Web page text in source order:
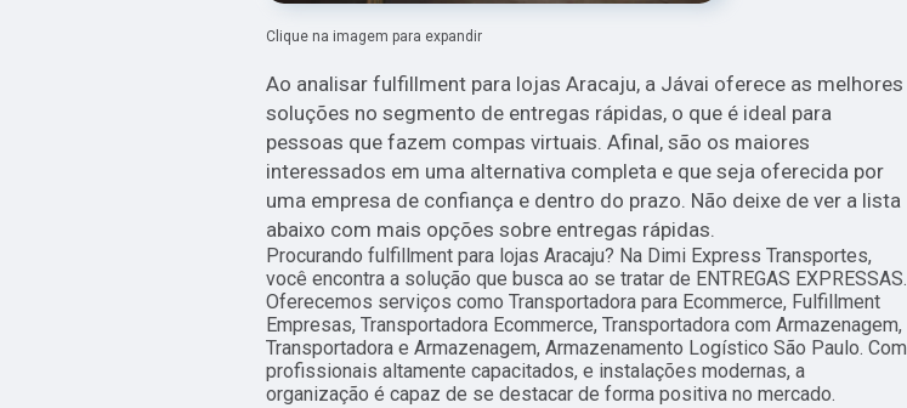
Clique na imagem para expandir
Ao analisar fulfillment para lojas Aracaju, a Jávai oferece as melhores
soluções no segmento de entregas rápidas, o que é ideal para
pessoas que fazem compas virtuais. Afinal, são os maiores
interessados em uma alternativa completa e que seja oferecida por
uma empresa de confiança e dentro do prazo. Não deixe de ver a lista
abaixo com mais opções sobre entregas rápidas.
Procurando fulfillment para lojas Aracaju? Na Dimi Express Transportes,
você encontra a solução que busca ao se tratar de ENTREGAS EXPRESSAS.
Oferecemos serviços como Transportadora para Ecommerce, Fulfillment
Empresas, Transportadora Ecommerce, Transportadora com Armazenagem,
Transportadora e Armazenagem, Armazenamento Logístico São Paulo. Com
profissionais altamente capacitados, e instalações modernas, a
organização é capaz de se destacar de forma positiva no mercado.